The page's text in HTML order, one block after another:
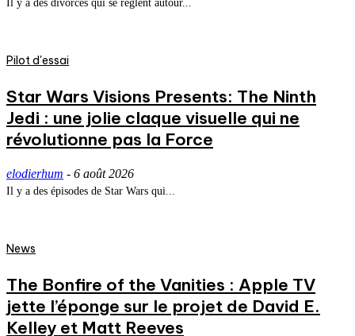
Il y a des divorces qui se règlent autour...
Pilot d'essai
Star Wars Visions Presents: The Ninth
Jedi : une jolie claque visuelle qui ne
révolutionne pas la Force
elodierhum - 6 août 2026
Il y a des épisodes de Star Wars qui...
News
The Bonfire of the Vanities : Apple TV
jette l’éponge sur le projet de David E.
Kelley et Matt Reeves